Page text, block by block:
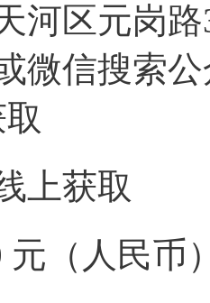
河区元岗
微信搜索
上获取
元（人民币